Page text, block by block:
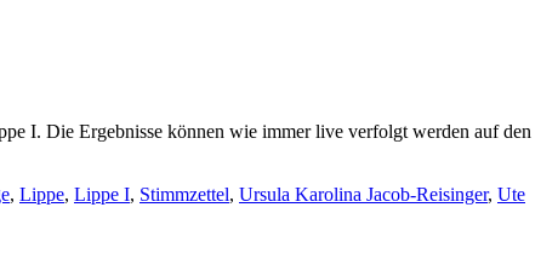
I. Die Ergebnisse können wie immer live verfolgt werden auf den
, Lippe, Lippe I, Stimmzettel, Ursula Karolina Jacob-Reisinger, Ute